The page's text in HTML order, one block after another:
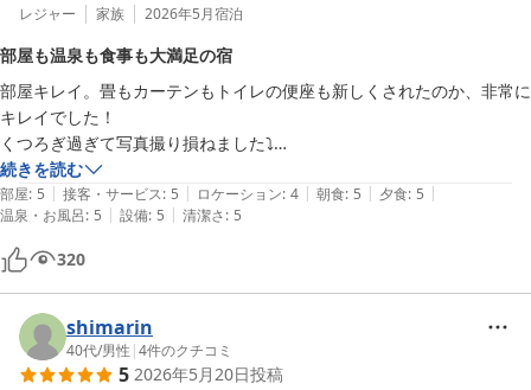
レジャー 家族 2026年5月宿泊
部屋も温泉も食事も大満足の宿
部屋キレイ。畳もカーテンもトイレの便座も新しくされたのか、非常に
キレイでした！
くつろぎ過ぎて写真撮り損ねました⤵︎
お風呂は加水されているとの事ですが、湯の花がたくさん！内風呂は
3〜4人くらい入れるかな？の大きさなので、新鮮なお湯に浸かれま
す！
到着してすぐに入った時はそこそこ熱めでしたが、朝は内湯も露天もい
い感じのぬるめの湯でした。
朝はより湯の花が浮いてました！
お食事は部屋食ではないので一階まで行って指定の場所で食べます。仕
切りがあるので他のお客様と顔を合わすことなく、落ち着いて食べる事
ができます。
続きを読む
部屋: 5 | 接客・サービス: 5 | ロケーション: 4 | 朝食: 5 | 夕食: 5 |
温泉・お風呂: 5 | 設備: 5 | 清潔さ: 5
320
shimarin
40代/男性 |4件のクチコミ
5 2026年5月20日投稿